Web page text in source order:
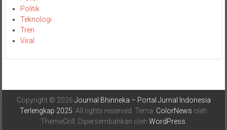
Politik
Teknologi
Tren
Viral
Copyright © 2026 Journal Bhinneka – Portal Jurnal Indonesia
Terlengkap 2025 . All rights reserved. Tema: ColorNews oleh
ThemeGrill. Dipersembahkan oleh WordPress